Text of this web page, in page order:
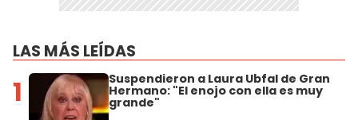
LAS MÁS LEÍDAS
1 Suspendieron a Laura Ubfal de Gran
Hermano: "El enojo con ella es muy
grande"